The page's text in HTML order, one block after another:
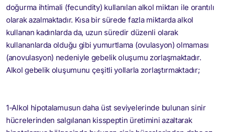
doğurma ihtimali (fecundity) kullanılan alkol miktarı ile orantılı
olarak azalmaktadır. Kısa bir sürede fazla miktarda alkol
kullanan kadınlarda da, uzun süredir düzenli olarak
kullananlarda olduğu gibi yumurtlama (ovulasyon) olmaması
(anovulasyon) nedeniyle gebelik oluşumu zorlaşmaktadır.
Alkol gebelik oluşumunu çeşitli yollarla zorlaştırmaktadır;
1-Alkol hipotalamusun daha üst seviyelerinde bulunan sinir
hücrelerinden salgılanan kisspeptin üretimini azaltarak